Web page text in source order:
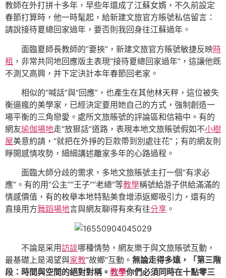
教師在外打拼十多年，早些年還成了江蘇女婿，不久前設定
春節打算時，他一時髦起，給新建文旅官方賬號私信留言：
請說接待夏總回家過年，要否則我回身往江蘇過年。
面臨夏師長教師的“要挾”，新建文旅官方賬號敏捷反映時
租 ，非常共同地回應版主表現“接待夏總回家過年”，這讓他既
不測又高興，并下定決計本年春節回老家。
相似的“喊話”與“回應”，也產生在其他林天秤，這位被失
衡逼瘋的美學家，已經決定要用她自己的方式，強制創造一
場平衡的三角戀愛。處所文旅賬號的評論區和信箱中。有的
網友瑜伽場地走“放狠話”道路，表現本地文旅賬號假如不小樹
屋美意約請，“就把在外掙的巨款帶到別處往花”；有的網友則
睜開感情攻勢，細細講述離家多年的心路過程。
面臨大師分歧的需求，多地文旅賬號主打一個“有求必
應”。有的用“公主”“王子”“老總”等教學稱號給游子供給滿滿的
情感價值，有的枚舉本地特點美食增添返鄉吸引力，還有的
直接用方舞蹈場地言與網友聊得有來有往分享 。
不論是采用訪談哪種情勢，網友樂于與文旅賬號互動，
最基礎上是渴望與家教“故鄉”互動。 無論走得多遠，「第三階
段：時間與空間的絕對對稱。 教學你們必須同時在十點零三